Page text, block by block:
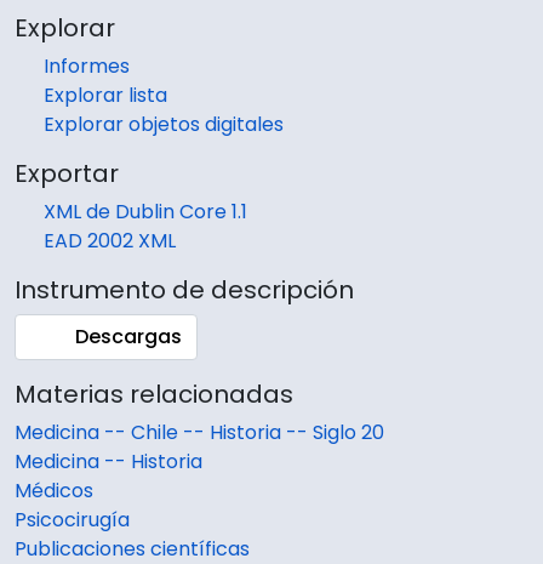
Explorar
Informes
Explorar lista
Explorar objetos digitales
Exportar
XML de Dublin Core 1.1
EAD 2002 XML
Instrumento de descripción
Descargas
Materias relacionadas
Medicina -- Chile -- Historia -- Siglo 20
Medicina -- Historia
Médicos
Psicocirugía
Publicaciones científicas